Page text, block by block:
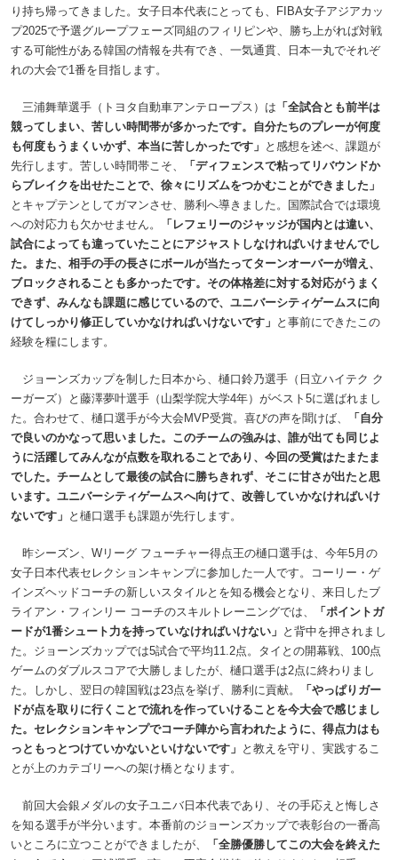
り持ち帰ってきました。女子日本代表にとっても、FIBA女子アジアカッ
プ2025で予選グループフェーズ同組のフィリピンや、勝ち上がれば対戦
する可能性がある韓国の情報を共有でき、一気通貫、日本一丸でそれぞ
れの大会で1番を目指します。
三浦舞華選手（トヨタ自動車アンテロープス）は 「全試合とも前半は
競ってしまい、苦しい時間帯が多かったです。自分たちのプレーが何度
も何度もうまくいかず、本当に苦しかったです」 と感想を述べ、課題が
先行します。苦しい時間帯こそ、
「ディフェンスで粘ってリバウンドか
らブレイクを出せたことで、徐々にリズムをつかむことができました」
とキャプテンとしてガマンさせ、勝利へ導きました。国際試合では環境
への対応力も欠かせません。
「レフェリーのジャッジが国内とは違い、
試合によっても違っていたことにアジャストしなければいけませんでし
た。また、相手の手の長さにボールが当たってターンオーバーが増え、
ブロックされることも多かったです。その体格差に対する対応がうまく
できず、みんなも課題に感じているので、ユニバーシティゲームスに向
けてしっかり修正していかなければいけないです」 と事前にできたこの
経験を糧にします。
ジョーンズカップを制した日本から、樋口鈴乃選手（日立ハイテク ク
ーガーズ）と藤澤夢叶選手（山梨学院大学4年）がベスト5に選ばれまし
た。合わせて、樋口選手が今大会MVP受賞。喜びの声を聞けば、
「自分
で良いのかなって思いました。このチームの強みは、誰が出ても同じよ
うに活躍してみんなが点数を取れることであり、今回の受賞はたまたま
でした。チームとして最後の試合に勝ちきれず、そこに甘さが出たと思
います。ユニバーシティゲームスへ向けて、改善していかなければいけ
ないです」 と樋口選手も課題が先行します。
昨シーズン、Wリーグ フューチャー得点王の樋口選手は、今年5月の
女子日本代表セレクションキャンプに参加した一人です。コーリー・ゲ
インズヘッドコーチの新しいスタイルとを知る機会となり、来日したブ
ライアン・フィンリー コーチのスキルトレーニングでは、
「ポイントガ
ードが1番シュート力を持っていなければいけない」 と背中を押されまし
た。ジョーンズカップでは5試合で平均11.2点。タイとの開幕戦、100点
ゲームのダブルスコアで大勝しましたが、樋口選手は2点に終わりまし
た。しかし、翌日の韓国戦は23点を挙げ、勝利に貢献。
「やっぱりガー
ドが点を取りに行くことで流れを作っていけることを今大会で感じまし
た。セレクションキャンプでコーチ陣から言われたように、得点力はも
っともっとつけていかないといけないです」 と教えを守り、実践するこ
とが上のカテゴリーへの架け橋となります。
前回大会銀メダルの女子ユニバ日本代表であり、その手応えと悔しさ
を知る選手が半分います。本番前のジョーンズカップで表彰台の一番高
いところに立つことができましたが、
「全勝優勝してこの大会を終えた